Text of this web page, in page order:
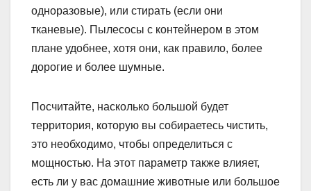
одноразовые), или стирать (если они
тканевые). Пылесосы с контейнером в этом
плане удобнее, хотя они, как правило, более
дорогие и более шумные.
Посчитайте, насколько большой будет
территория, которую вы собираетесь чистить,
это необходимо, чтобы определиться с
мощностью. На этот параметр также влияет,
есть ли у вас домашние животные или большое